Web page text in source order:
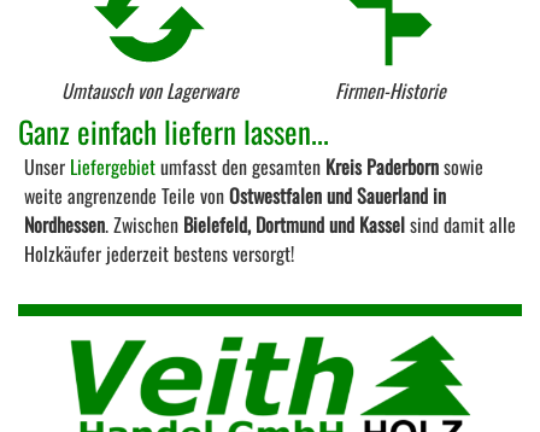
Umtausch von Lagerware Firmen-Historie
Ganz einfach liefern lassen...
Unser Liefergebietumfasst den gesamten Kreis Paderbornsowie
weite angrenzende Teile vonOstwestfalen und Sauerland in
Nordhessen. Zwischen Bielefeld, Dortmund und Kasselsind damit alle
Holzkäufer jederzeit bestens versorgt!